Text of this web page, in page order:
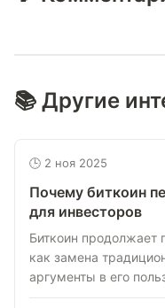
📚 Другие
🕒 2 ноя 2025
Почему биткоин
для инвесторов
Биткоин продолжает
как замена
аргументы в его